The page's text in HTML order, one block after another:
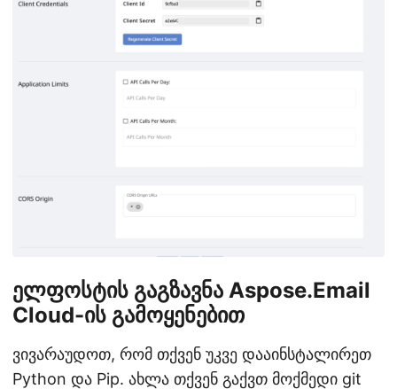
ელფოსტის გაგზავნა Aspose.Email
Cloud-ის გამოყენებით
ვივარაუდოთ, რომ თქვენ უკვე დააინსტალირეთ
Python და Pip. ახლა თქვენ გაქვთ მოქმედი git